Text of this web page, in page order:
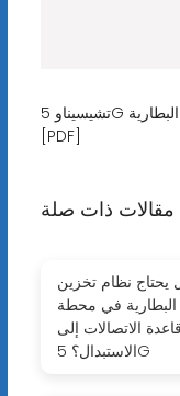
تشيسيناو 5G محطة قاعدة الاتصالات نظام تخزين الطاقة البطارية
[PDF]
مقالات ذات صلة
يحتاج نظام تخزين
في محطة
قاعدة الاتصالات إلى
الاستبدال؟ 5G